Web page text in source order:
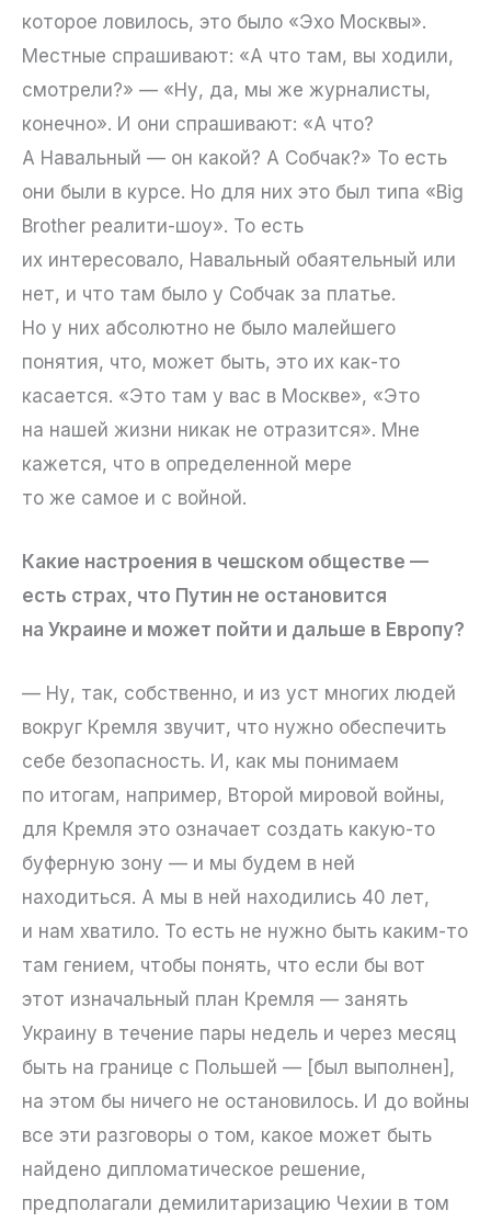
которое ловилось, это было «Эхо Москвы».
Местные спрашивают: «А что там, вы ходили,
смотрели?» — «Ну, да, мы же журналисты,
конечно». И они спрашивают: «А что?
А Навальный — он какой? А Собчак?» То есть
они были в курсе. Но для них это был типа «Big
Brother реалити-шоу». То есть
их интересовало, Навальный обаятельный или
нет, и что там было у Собчак за платье.
Но у них абсолютно не было малейшего
понятия, что, может быть, это их как-то
касается. «Это там у вас в Москве», «Это
на нашей жизни никак не отразится». Мне
кажется, что в определенной мере
то же самое и с войной.
Какие настроения в чешском обществе —
есть страх, что Путин не остановится
на Украине и может пойти и дальше в Европу?
— Ну, так, собственно, и из уст многих людей
вокруг Кремля звучит, что нужно обеспечить
себе безопасность. И, как мы понимаем
по итогам, например, Второй мировой войны,
для Кремля это означает создать какую-то
буферную зону — и мы будем в ней
находиться. А мы в ней находились 40 лет,
и нам хватило. То есть не нужно быть каким-то
там гением, чтобы понять, что если бы вот
этот изначальный план Кремля — занять
Украину в течение пары недель и через месяц
быть на границе с Польшей — [был выполнен],
на этом бы ничего не остановилось. И до войны
все эти разговоры о том, какое может быть
найдено дипломатическое решение,
предполагали демилитаризацию Чехии в том